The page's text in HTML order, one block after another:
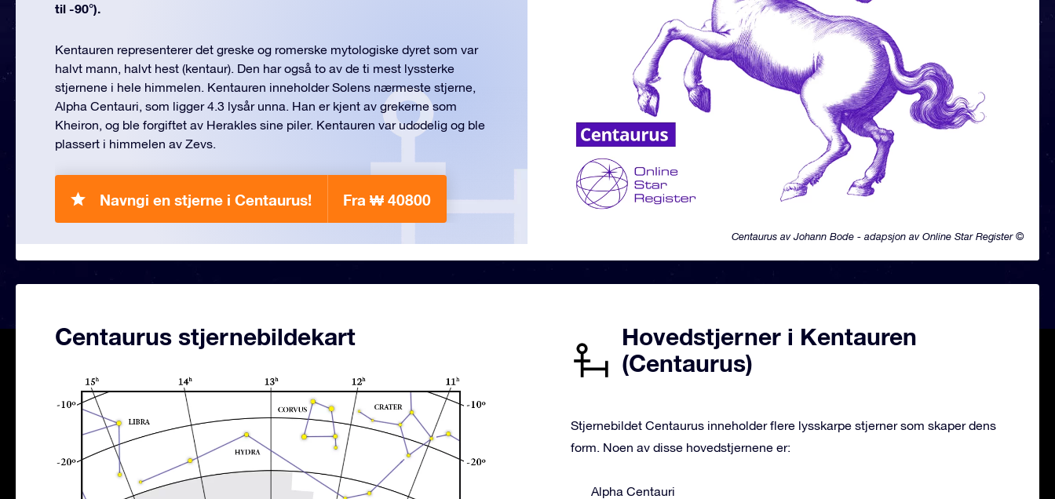
Centaurus av Johann Bode - adapsjon av Online Star Register ©
til -90°).
Kentauren representerer det greske og romerske mytologiske dyret som var
halvt mann, halvt hest (kentaur). Den har også to av de ti mest lyssterke
stjernene i hele himmelen. Kentauren inneholder Solens nærmeste stjerne,
Alpha Centauri, som ligger 4.3 lysår unna. Han er kjent av grekerne som
Kheiron, og ble forgiftet av Herakles sine piler. Kentauren var udødelig og ble
plassert i himmelen av Zevs.
Navngi en stjerne i Centaurus! Fra ₩ 40800
Centaurus stjernebildekart
Hovedstjerner i Kentauren
(Centaurus)
Stjernebildet Centaurus inneholder flere lysskarpe stjerner som skaper dens
form. Noen av disse hovedstjernene er:
Alpha Centauri